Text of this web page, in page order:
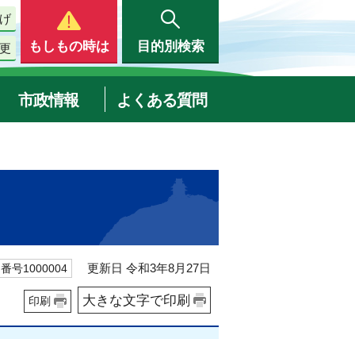
もしもの時は 目的別検索
市政情報 よくある質問
号1000004 更新日 令和3年8月27日
印刷 大きな文字で印刷